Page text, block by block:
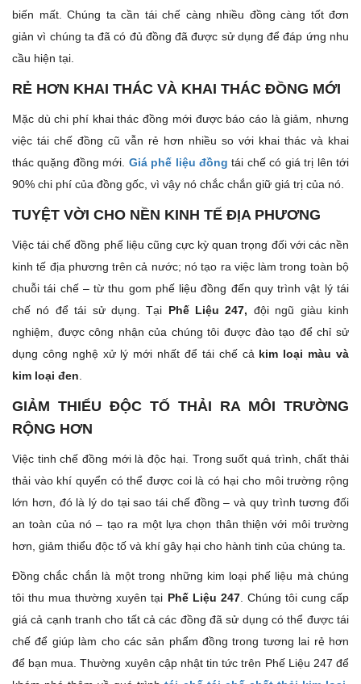
biến mất. Chúng ta cần tái chế càng nhiều đồng càng tốt đơn
giản vì chúng ta đã có đủ đồng đã được sử dụng để đáp ứng nhu
cầu hiện tại.
RẺ HƠN KHAI THÁC VÀ KHAI THÁC ĐỒNG MỚI
Mặc dù chi phí khai thác đồng mới được báo cáo là giảm, nhưng
việc tái chế đồng cũ vẫn rẻ hơn nhiều so với khai thác và khai
thác quặng đồng mới. Giá phế liệu đồng tái chế có giá trị lên tới
90% chi phí của đồng gốc, vì vậy nó chắc chắn giữ giá trị của nó.
TUYỆT VỜI CHO NỀN KINH TẾ ĐỊA PHƯƠNG
Việc tái chế đồng phế liệu cũng cực kỳ quan trọng đối với các nền
kinh tế địa phương trên cả nước; nó tạo ra việc làm trong toàn bộ
chuỗi tái chế – từ thu gom phế liệu đồng đến quy trình vật lý tái
chế nó để tái sử dụng. Tại Phế Liệu 247, đội ngũ giàu kinh
nghiệm, được công nhận của chúng tôi được đào tạo để chỉ sử
dụng công nghệ xử lý mới nhất để tái chế cả kim loại màu và
kim loại đen
GIẢM THIỂU ĐỘC TỐ THẢI RA MÔI TRƯỜNG
RỘNG HƠN
Việc tinh chế đồng mới là độc hại. Trong suốt quá trình, chất thải
thải vào khí quyển có thể được coi là có hại cho môi trường rộng
lớn hơn, đó là lý do tại sao tái chế đồng – và quy trình tương đối
an toàn của nó – tạo ra một lựa chọn thân thiện với môi trường
hơn, giảm thiểu độc tố và khí gây hại cho hành tinh của chúng ta.
Đồng chắc chắn là một trong những kim loại phế liệu mà chúng
tôi thu mua thường xuyên tại Phế Liệu 247. Chúng tôi cung cấp
giá cả cạnh tranh cho tất cả các đồng đã sử dụng có thể được tái
chế để giúp làm cho các sản phẩm đồng trong tương lai rẻ hơn
để bạn mua. Thường xuyên cập nhật tin tức trên Phế Liệu 247 để